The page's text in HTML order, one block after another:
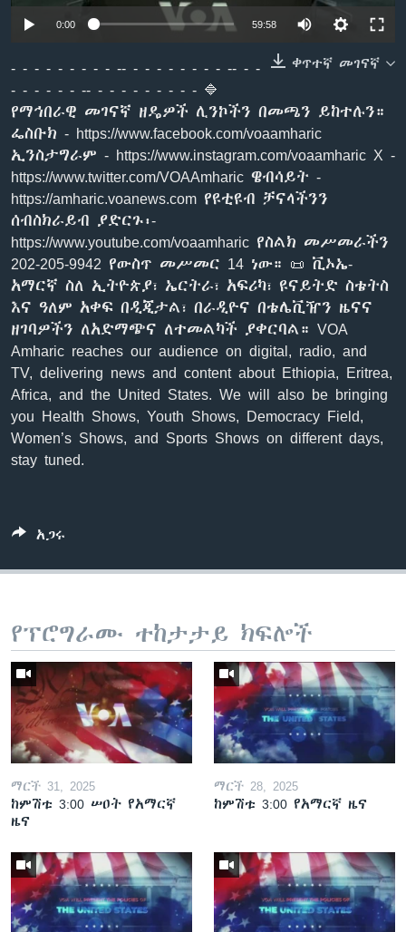
ቋንቋዎች
0:00 59:58
ቀጥተኛ መገናኛ
- - - - - - - - - -- - - - - - - - - -- - -
- - - - - - -- - - - - - - - - - 🔷
የማኅበራዊ መገናኛ ዘዴዎች ሊንኮችን በመጫን ይከተሉን።
ፌስቡክ - https://www.facebook.com/voaamharic
ኢንስታግራም - https://www.instagram.com/voaamharic X -
https://www.twitter.com/VOAAmharic ዌብሳይት -
https://amharic.voanews.com የዩቲዩብ ቻናላችንን
ሰብስክራይብ ያድርጉ፡-
https://www.youtube.com/voaamharic የስልክ መሥመራችን
202-205-9942 የውስጥ መሥመር 14 ነው። 📜 ቪኦኤ-
አማርኛ ስለ ኢትዮጵያ፣ ኤርትራ፣ አፍሪካ፣ ዩናይትድ ስቴትስ
እና ዓለም አቀፍ በዲጂታል፣ በራዲዮና በቴሌቪዥን ዜናና
ዘገባዎችን ለአድማጭና ለተመልካች ያቀርባል። VOA
Amharic reaches our audience on digital, radio, and
TV, delivering news and content about Ethiopia, Eritrea,
Africa, and the United States. We will also be bringing
you Health Shows, Youth Shows, Democracy Field,
Women’s Shows, and Sports Shows on different days,
stay tuned.
አጋሩ
የፕሮግራሙ ተከታታይ ክፍሎች
ማርች 31, 2025
ከምሽቱ 3:00 ሠዐት የአማርኛ
ዜና
ማርች 28, 2025
ከምሽቱ 3:00 የአማርኛ ዜና